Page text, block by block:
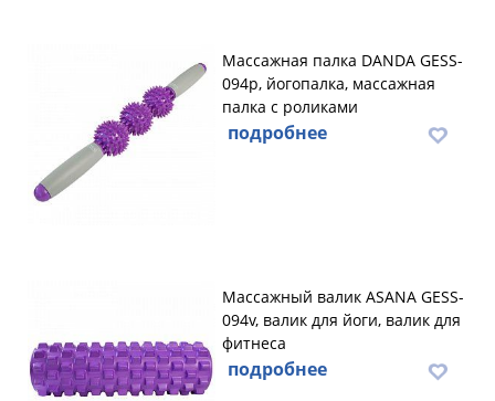
Массажная палка DANDA GESS-
094p, йогопалка, массажная
палка с роликами
подробнее
Массажный валик ASANA GESS-
094v, валик для йоги, валик для
фитнеса
подробнее